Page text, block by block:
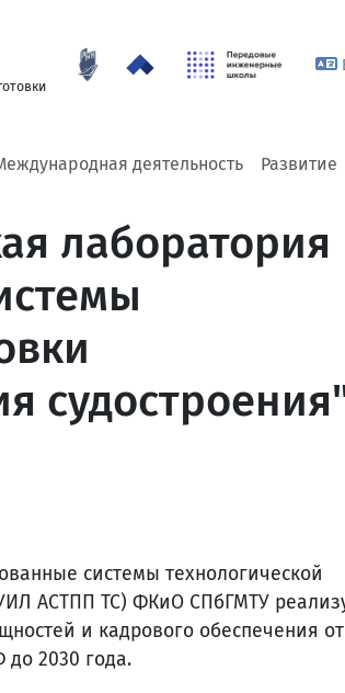
деятельность Развитие
лаборатория
системы технологической
АСТПП ТС) ФКиО СПбГМТУ
и кадрового обеспечения
до 2030 года.